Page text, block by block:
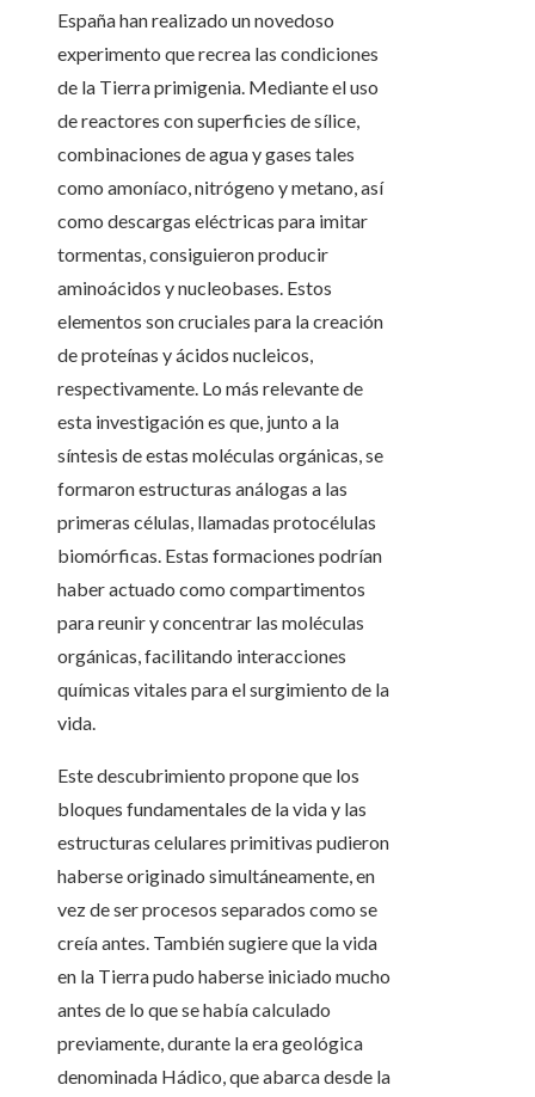
España han realizado un novedoso
experimento que recrea las condiciones
de la Tierra primigenia. Mediante el uso
de reactores con superficies de sílice,
combinaciones de agua y gases tales
como amoníaco, nitrógeno y metano, así
como descargas eléctricas para imitar
tormentas, consiguieron producir
aminoácidos y nucleobases. Estos
elementos son cruciales para la creación
de proteínas y ácidos nucleicos,
respectivamente. Lo más relevante de
esta investigación es que, junto a la
síntesis de estas moléculas orgánicas, se
formaron estructuras análogas a las
primeras células, llamadas protocélulas
biomórficas. Estas formaciones podrían
haber actuado como compartimentos
para reunir y concentrar las moléculas
orgánicas, facilitando interacciones
químicas vitales para el surgimiento de la
vida.
Este descubrimiento propone que los
bloques fundamentales de la vida y las
estructuras celulares primitivas pudieron
haberse originado simultáneamente, en
vez de ser procesos separados como se
creía antes. También sugiere que la vida
en la Tierra pudo haberse iniciado mucho
antes de lo que se había calculado
previamente, durante la era geológica
denominada Hádico, que abarca desde la